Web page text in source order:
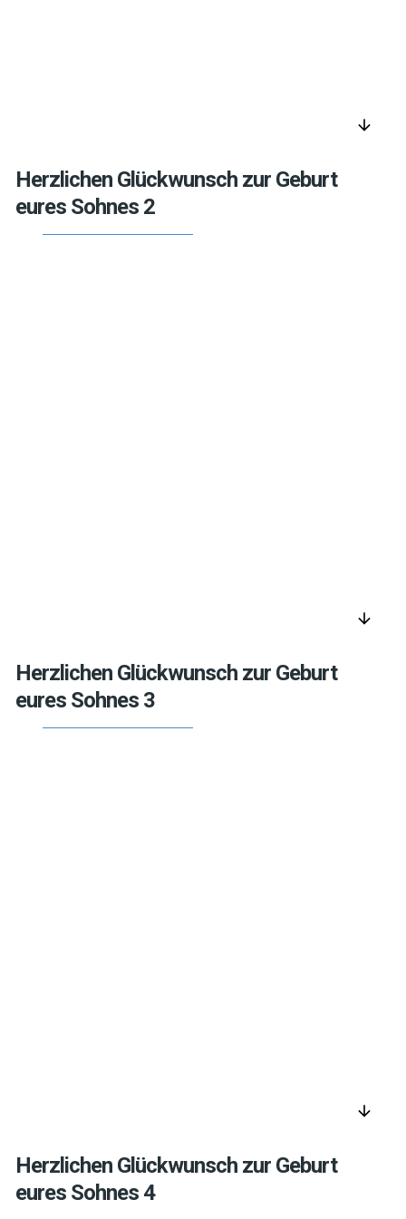
arrow_downward
Herzlichen Glückwunsch zur Geburt
eures Sohnes 2
arrow_downward
Herzlichen Glückwunsch zur Geburt
eures Sohnes 3
arrow_downward
Herzlichen Glückwunsch zur Geburt
eures Sohnes 4